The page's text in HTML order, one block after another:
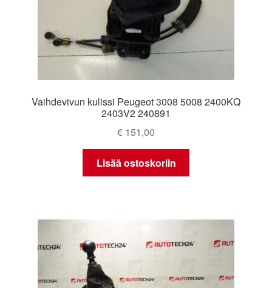
Vaihdevivun kulissi Peugeot 3008 5008 2400KQ
2403V2 240891
€ 151,00
Lisää ostoskoriin